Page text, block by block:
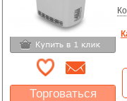
Торговаться